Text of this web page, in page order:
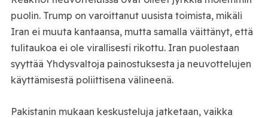
puolin. Trump on varoittanut uusista toimista, mikäli
Iran ei muuta kantaansa, mutta samalla väittänyt, että
tulitaukoa ei ole virallisesti rikottu. Iran puolestaan
syyttää Yhdysvaltoja painostuksesta ja neuvottelujen
käyttämisestä poliittisena välineenä.
Pakistanin mukaan keskusteluja jatketaan, vaikka